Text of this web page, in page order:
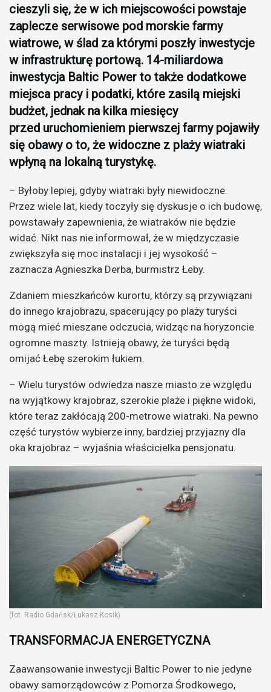
cieszyli się, że w ich miejscowości powstaje
zaplecze serwisowe pod morskie farmy
wiatrowe, w ślad za którymi poszły inwestycje
w infrastrukturę portową. 14-miliardowa
inwestycja Baltic Power to także dodatkowe
miejsca pracy i podatki, które zasilą miejski
budżet, jednak na kilka miesięcy
przed uruchomieniem pierwszej farmy pojawiły
się obawy o to, że widoczne z plaży wiatraki
wpłyną na lokalną turystykę.
– Byłoby lepiej, gdyby wiatraki były niewidoczne.
Przez wiele lat, kiedy toczyły się dyskusje o ich budowę,
powstawały zapewnienia, że wiatraków nie będzie
widać. Nikt nas nie informował, że w międzyczasie
zwiększyła się moc instalacji i jej wysokość –
zaznacza Agnieszka Derba, burmistrz Łeby.
Zdaniem mieszkańców kurortu, którzy są przywiązani
do innego krajobrazu, spacerujący po plaży turyści
mogą mieć mieszane odczucia, widząc na horyzoncie
ogromne maszty. Istnieją obawy, że turyści będą
omijać Łebę szerokim łukiem.
– Wielu turystów odwiedza nasze miasto ze względu
na wyjątkowy krajobraz, szerokie plaże i piękne widoki,
które teraz zakłócają 200-metrowe wiatraki. Na pewno
część turystów wybierze inny, bardziej przyjazny dla
oka krajobraz – wyjaśnia właścicielka pensjonatu.
(fot. Radio Gdańsk/Łukasz Kosik)
TRANSFORMACJA ENERGETYCZNA
Zaawansowanie inwestycji Baltic Power to nie jedyne
obawy samorządowców z Pomorza Środkowego,